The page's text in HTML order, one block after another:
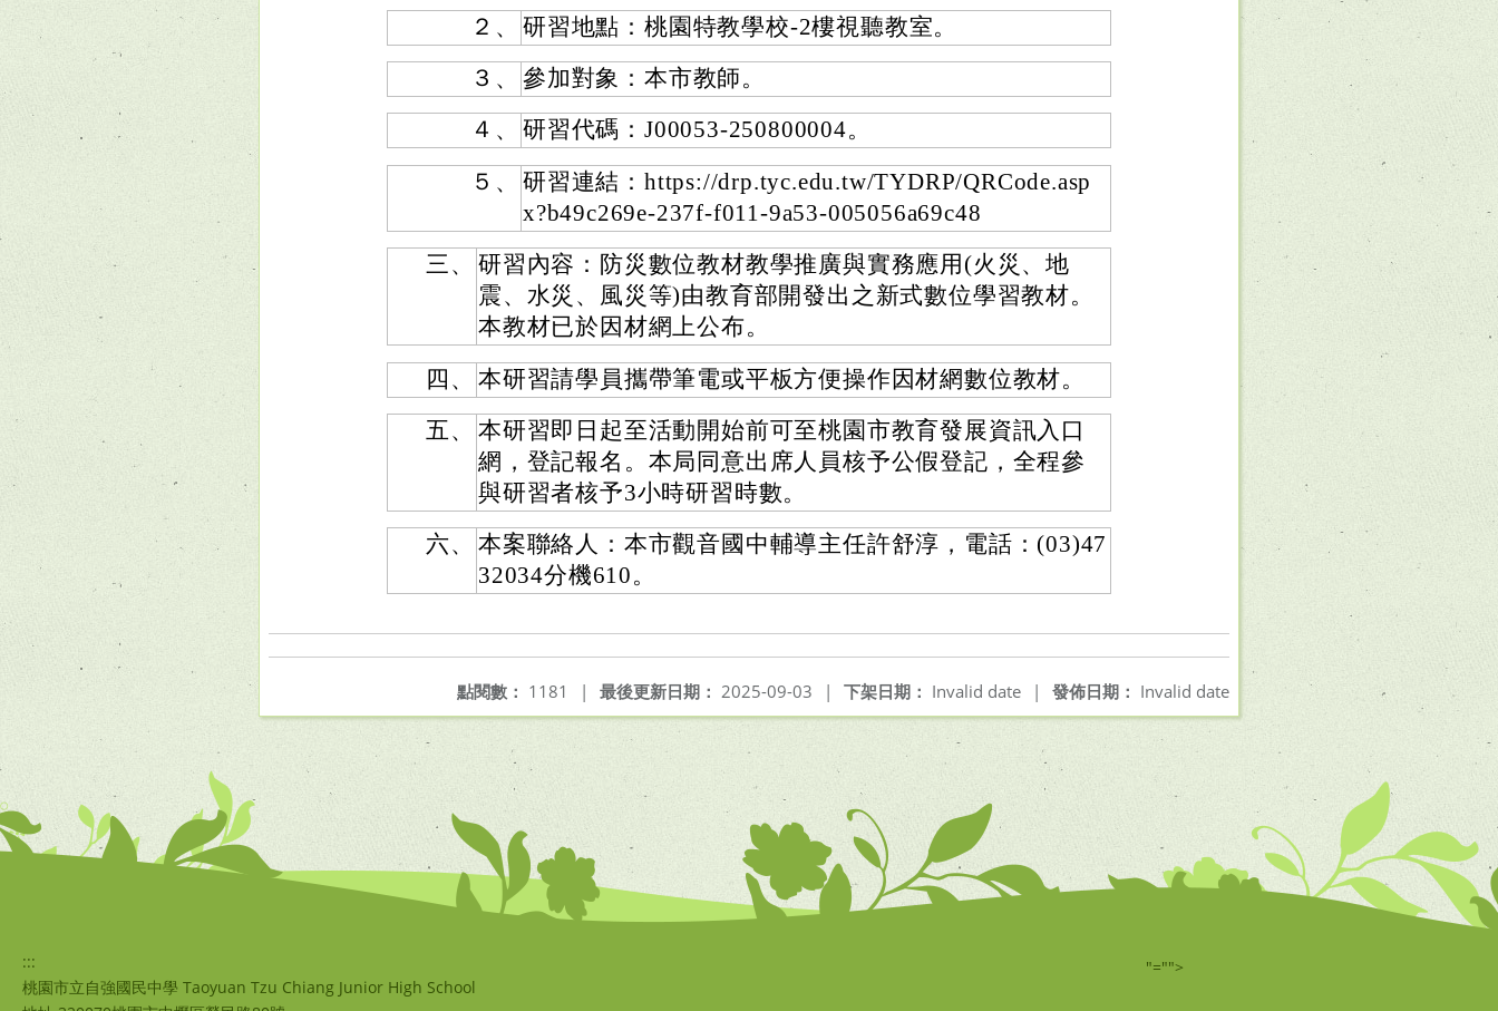
２、
研習地點：桃園特教學校-2樓視聽教室。
３、
參加對象：本市教師。
４、
研習代碼：J00053-250800004。
５、
研習連結：https://drp.tyc.edu.tw/TYDRP/QRCode.asp
x?b49c269e-237f-f011-9a53-005056a69c48
三、
研習內容：防災數位教材教學推廣與實務應用(火災、地
震、水災、風災等)由教育部開發出之新式數位學習教材。
本教材已於因材網上公布。
四、
本研習請學員攜帶筆電或平板方便操作因材網數位教材。
五、
本研習即日起至活動開始前可至桃園市教育發展資訊入口
網，登記報名。本局同意出席人員核予公假登記，全程參
與研習者核予3小時研習時數。
六、
本案聯絡人：本市觀音國中輔導主任許舒淳，電話：(03)47
32034分機610。
發佈日期： Invalid date
下架日期： Invalid date |
最後更新日期： 2025-09-03 |
點閱數： 1181 |
:::
桃園市立自強國民中學 Taoyuan Tzu Chiang Junior High School
"="">